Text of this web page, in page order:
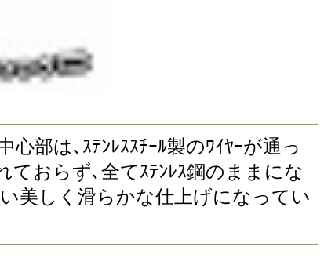
心部は､ｽﾃﾝﾚｽｽﾁｰﾙ製のﾜｲﾔｰが通っ
ておらず､全てｽﾃﾝﾚｽ鋼のままにな
美しく滑らかな仕上げになってい